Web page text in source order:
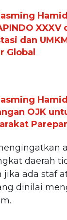
XXXV
dan
Global
OJK
daerah
ada staf
dinilai